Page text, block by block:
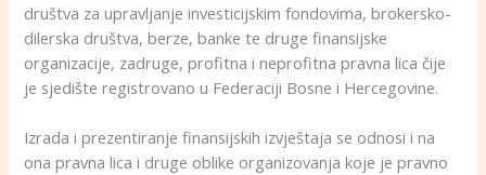
društva za upravljanje investicijskim fondovima, brokersko-
dilerska društva, berze, banke te druge finansijske
organizacije, zadruge, profitna i neprofitna pravna lica čije
je sjedište registrovano u Federaciji Bosne i Hercegovine.
Izrada i prezentiranje finansijskih izvještaja se odnosi i na
ona pravna lica i druge oblike organizovanja koje je pravno